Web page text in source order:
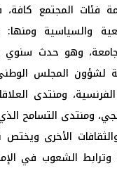
فئات المجتمع كافة،
والسياسية
وهو حدث سنوي
لشؤون المجلس
الفرنسية، ومنتدى
ومنتدى التسامح
الأخرى
وترابط الشعوب في